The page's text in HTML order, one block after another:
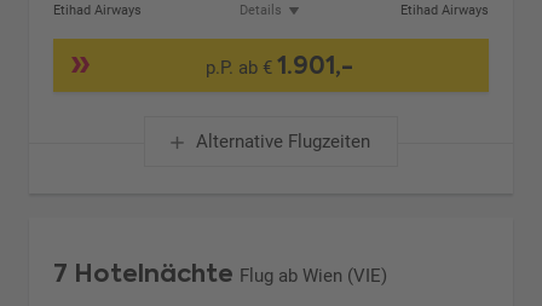
Etihad Airways
Details
Etihad Airways
p.P. ab €1.901,-
Alternative Flugzeiten
7 Hotelnächte Flug ab Wien (VIE)